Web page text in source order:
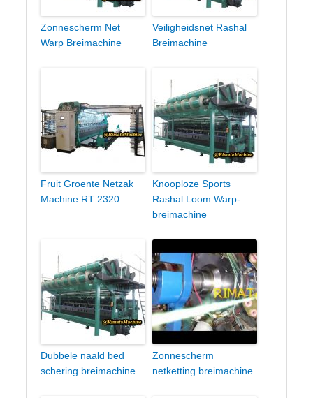
Zonnescherm Net
Warp Breimachine
Veiligheidsnet Rashal
Breimachine
Fruit Groente Netzak
Machine RT 2320
Knooploze Sports
Rashal Loom Warp-
breimachine
Dubbele naald bed
schering breimachine
Zonnescherm
netketting breimachine